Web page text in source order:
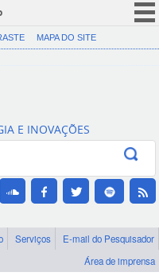
CORONAVÍRUS (COVID-19)
Canais
MAPA DO SITE
E INOVAÇÕES
Serviços
E-mail do Pesquisador
Área de imprensa